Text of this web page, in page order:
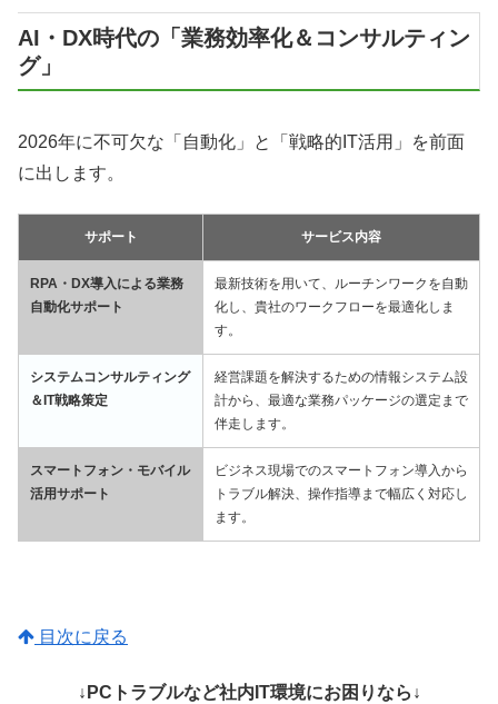
AI・DX時代の「業務効率化＆コンサルティン
グ」
2026年に不可欠な「自動化」と「戦略的IT活用」を前面
に出します。
サポート サービス内容
RPA・DX導入による業務
自動化サポート
最新技術を用いて、ルーチンワークを自動
化し、貴社のワークフローを最適化しま
す。
システムコンサルティング
＆IT戦略策定
経営課題を解決するための情報システム設
計から、最適な業務パッケージの選定まで
伴走します。
スマートフォン・モバイル
活用サポート
ビジネス現場でのスマートフォン導入から
トラブル解決、操作指導まで幅広く対応し
ます。
目次に戻る
↓PCトラブルなど社内IT環境にお困りなら↓